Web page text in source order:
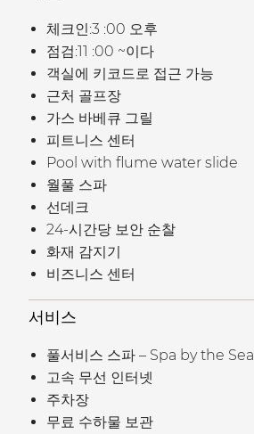
체크인:3 :00 오후
점검:11 :00 ~이다
객실에 키코드로 접근 가능
근처 골프장
가스 바베큐 그릴
피트니스 센터
Pool with flume water slide
월풀 스파
선데크
24-시간당 보안 순찰
화재 감지기
비즈니스 센터
서비스
풀서비스 스파 – Spa by the Sea
고속 무선 인터넷
주차장
무료 수하물 보관